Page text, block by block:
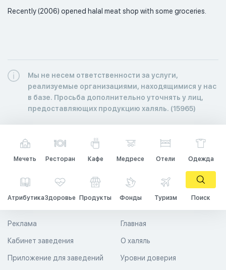
Recently (2006) opened halal meat shop with some groceries.
Мы не несем ответственности за услуги,
реализуемые организациями, находящимися у нас
в базе. Просьба дополнительно уточнять у лиц,
предоставляющих продукцию халяль. (15965)
Мечеть Ресторан Кафе Медресе Отели Одежда
АтрибутикаЗдоровье Продукты Фонды Туризм Поиск
Главная
О халяль
Уровни доверия
Реклама
Кабинет заведения
Приложение для заведений